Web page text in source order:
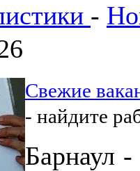
-
Свежие
- найдите
Барнаул